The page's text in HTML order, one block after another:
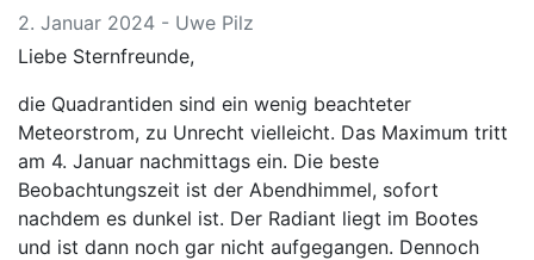
2. Januar 2024 - Uwe Pilz
Liebe Sternfreunde,
die Quadrantiden sind ein wenig beachteter
Meteorstrom, zu Unrecht vielleicht. Das Maximum tritt
am 4. Januar nachmittags ein. Die beste
Beobachtungszeit ist der Abendhimmel, sofort
nachdem es dunkel ist. Der Radiant liegt im Bootes
und ist dann noch gar nicht aufgegangen. Dennoch